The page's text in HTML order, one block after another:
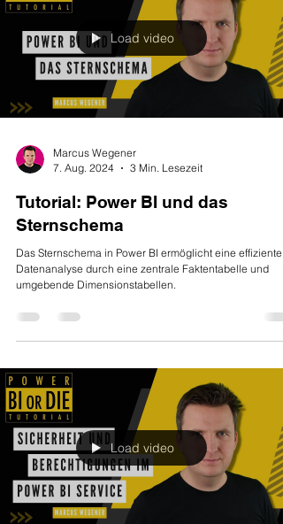
Load video
Marcus Wegener
7. Aug. 2024
3 Min. Lesezeit
Tutorial: Power BI und das
Sternschema
Das Sternschema in Power BI ermöglicht eine effiziente
Datenanalyse durch eine zentrale Faktentabelle und
umgebende Dimensionstabellen.
Load video